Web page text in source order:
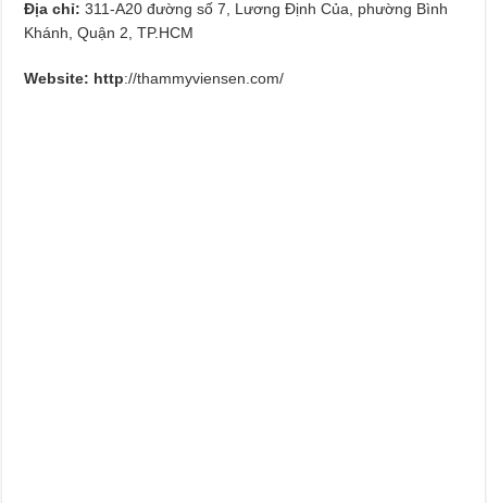
Địa chỉ:311-A20 đường số 7, Lương Định Của, phường Bình
Khánh, Quận 2, TP.HCM
Website: http://thammyviensen.com/